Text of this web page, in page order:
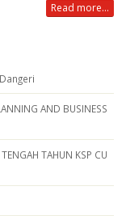
Read more...
AND BUSINESS
TAHUN KSP CU